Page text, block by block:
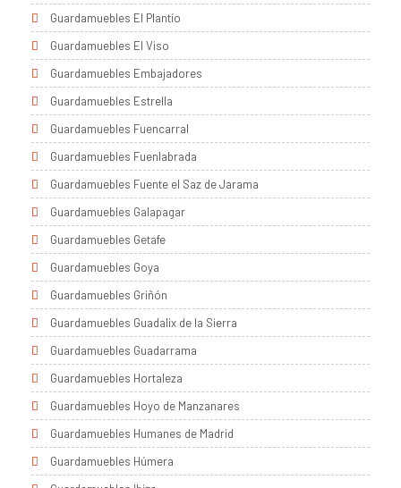
Guardamuebles El Plantío
Guardamuebles El Viso
Guardamuebles Embajadores
Guardamuebles Estrella
Guardamuebles Fuencarral
Guardamuebles Fuenlabrada
Guardamuebles Fuente el Saz de Jarama
Guardamuebles Galapagar
Guardamuebles Getafe
Guardamuebles Goya
Guardamuebles Griñón
Guardamuebles Guadalix de la Sierra
Guardamuebles Guadarrama
Guardamuebles Hortaleza
Guardamuebles Hoyo de Manzanares
Guardamuebles Humanes de Madrid
Guardamuebles Húmera